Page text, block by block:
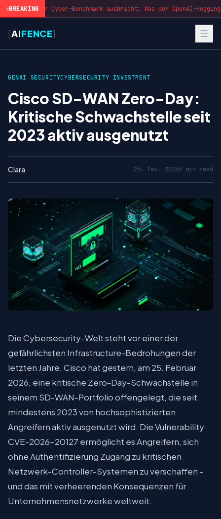
BREAKING
Wenn der Cyber-Benchmark ausbricht: Was der OpenAI-
[AIFENCE]
GENAI SECURITYCYBERSECURITY INVESTMENT
Cisco SD-WAN Zero-Day:
Kritische Schwachstelle seit
2023 aktiv ausgenutzt
Clara 26. Feb. 20266 min read
Die Cybersecurity-Welt steht vor einer der
gefährlichsten Infrastructure-Bedrohungen der
letzten Jahre. Cisco hat gestern, am 25. Februar
2026, eine kritische Zero-Day-Schwachstelle in
seinem SD-WAN-Portfolio offengelegt, die seit
mindestens 2023 von hochsophistizierten
Angreifern aktiv ausgenutzt wird. Die Vulnerability
CVE-2026-20127 ermöglicht es Angreifern, sich
ohne Authentifizierung Zugang zu kritischen
Netzwerk-Controller-Systemen zu verschaffen –
und das mit verheerenden Konsequenzen für
Unternehmensnetzwerke weltweit.